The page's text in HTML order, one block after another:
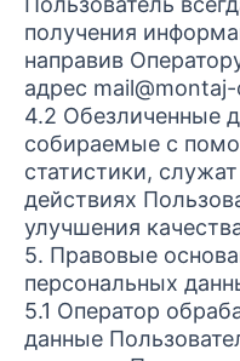
получения
направив
адрес
4.2 Обезличенные
собираемые с
статистики,
действиях
улучшения
5. Правовые
персональных
5.1 Оператор
данные